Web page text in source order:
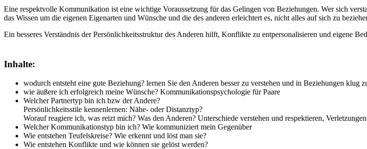
Eine respektvolle Kommunikation ist eine wichtige Voraussetzung für das Gelingen von Beziehungen. Wer sich
das Wissen um die eigenen Eigenarten und Wünsche und die des anderen erleichtert es, nicht alles auf sich zu
Ein besseres Verständnis der Persönlichkeitsstruktur des Anderen hilft, Konflikte zu entpersonalisieren und eigene
Inhalte:
wodurch entsteht eine gute Beziehung? lernen Sie den Anderen besser zu verstehen und in Beziehungen klug
wie äußere ich erfolgreich meine Wünsche? Kommunikationspsychologie für Paare
Welcher Partnertyp bin ich bzw der Andere?
Persönlichkeitsstile kennenlernen: Nähe- oder Distanztyp?
Worauf reagiere ich, was reizt mich? Was den Anderen? Unterschiede verstehen und respektieren,
Welcher Kommunikationstyp bin ich? Wie kommuniziert mein Gegenüber
Wie entstehen Teufelskreise? Wie erkennt und löst man sie?
Wie entstehen Konflikte und wie können sie gelöst werden?